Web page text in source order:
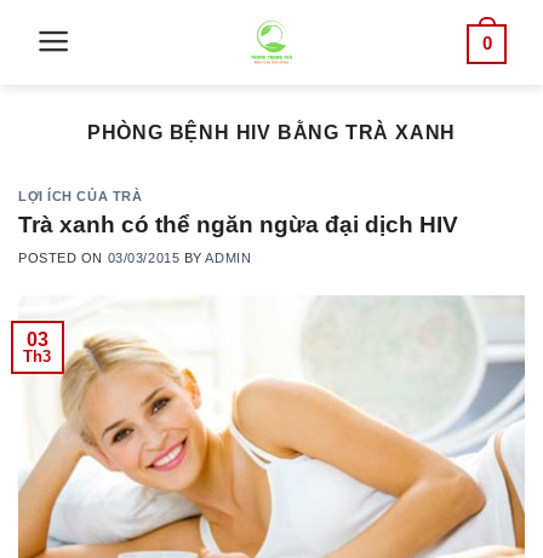
0
PHÒNG BỆNH HIV BẰNG TRÀ XANH
LỢI ÍCH CỦA TRÀ
Trà xanh có thể ngăn ngừa đại dịch HIV
POSTED ON 03/03/2015 BYADMIN
03
Th3